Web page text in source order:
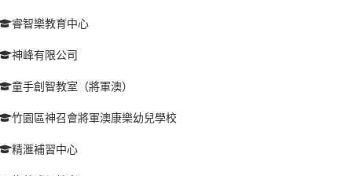
睿智樂教育中心
神峰有限公司
童手創智教室（將軍澳）
竹園區神召會將軍澳康樂幼兒學校
精滙補習中心